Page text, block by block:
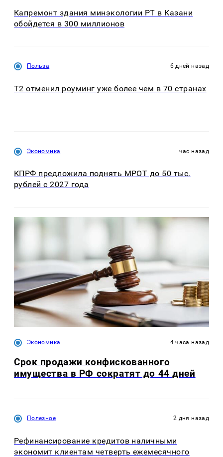
Капремонт здания минэкологии РТ в Казани
обойдется в 300 миллионов
Польза 6 дней назад
Т2 отменил роуминг уже более чем в 70 странах
Экономика час назад
КПРФ предложила поднять МРОТ до 50 тыс.
рублей с 2027 года
Экономика 4 часа назад
Срок продажи конфискованного
имущества в РФ сократят до 44 дней
Полезное 2 дня назад
Рефинансирование кредитов наличными
экономит клиентам четверть ежемесячного